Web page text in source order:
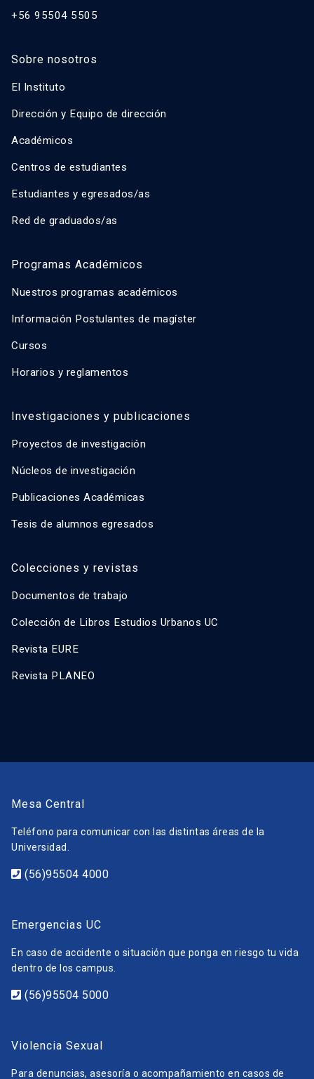
+56 95504 5505
Sobre nosotros
El Instituto
Dirección y Equipo de dirección
Académicos
Centros de estudiantes
Estudiantes y egresados/as
Red de graduados/as
Programas Académicos
Nuestros programas académicos
Información Postulantes de magíster
Cursos
Horarios y reglamentos
Investigaciones y publicaciones
Proyectos de investigación
Núcleos de investigación
Publicaciones Académicas
Tesis de alumnos egresados
Colecciones y revistas
Documentos de trabajo
Colección de Libros Estudios Urbanos UC
Revista EURE
Revista PLANEO
Mesa Central
Teléfono para comunicar con las distintas áreas de la
Universidad.
(56)95504 4000
Emergencias UC
En caso de accidente o situación que ponga en riesgo tu vida
dentro de los campus.
(56)95504 5000
Violencia Sexual
Para denuncias, asesoría o acompañamiento en casos de